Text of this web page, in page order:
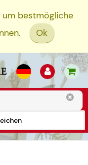
um bestmögliche
Ok